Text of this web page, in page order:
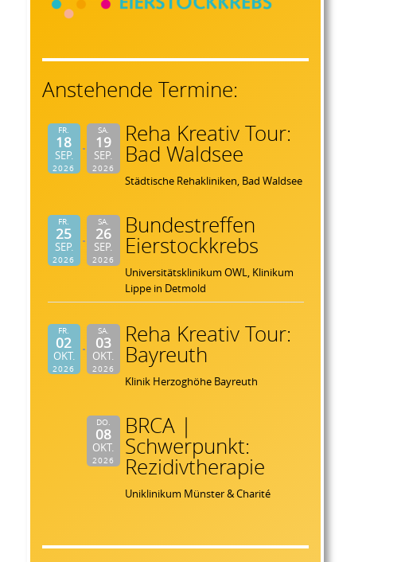
Anstehende Termine:
FR.
18
SEP.
2026
SA.
19
SEP.
2026
Reha Kreativ Tour:
Bad Waldsee
Städtische Rehakliniken, Bad Waldsee
FR.
25
SEP.
2026
SA.
26
SEP.
2026
Bundestreffen
Eierstockkrebs
Universitätsklinikum OWL, Klinikum
Lippe in Detmold
FR.
02
OKT.
2026
SA.
03
OKT.
2026
Reha Kreativ Tour:
Bayreuth
Klinik Herzoghöhe Bayreuth
DO.
08
OKT.
2026
BRCA |
Schwerpunkt:
Rezidivtherapie
Uniklinikum Münster & Charité